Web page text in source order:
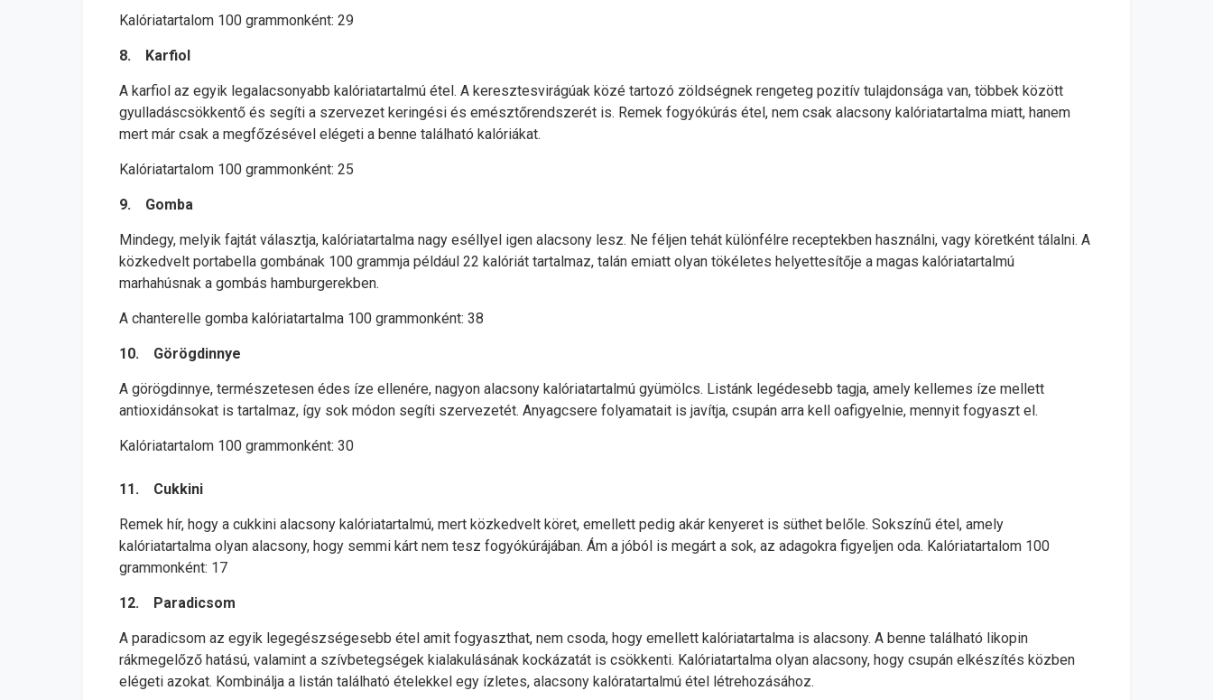
Kalóriatartalom 100 grammonként: 29
8. Karfiol
A karfiol az egyik legalacsonyabb kalóriatartalmú étel. A keresztesvirágúak közé tartozó zöldségnek rengeteg pozitív tulajdonsága van, többek között
gyulladáscsökkentő és segíti a szervezet keringési és emésztőrendszerét is. Remek fogyókúrás étel, nem csak alacsony kalóriatartalma miatt, hanem
mert már csak a megfőzésével elégeti a benne található kalóriákat.
Kalóriatartalom 100 grammonként: 25
9. Gomba
Mindegy, melyik fajtát választja, kalóriatartalma nagy eséllyel igen alacsony lesz. Ne féljen tehát különfélre receptekben használni, vagy köretként tálalni. A
közkedvelt portabella gombának 100 grammja például 22 kalóriát tartalmaz, talán emiatt olyan tökéletes helyettesítője a magas kalóriatartalmú
marhahúsnak a gombás hamburgerekben.
A chanterelle gomba kalóriatartalma 100 grammonként: 38
10. Görögdinnye
A görögdinnye, természetesen édes íze ellenére, nagyon alacsony kalóriatartalmú gyümölcs. Listánk legédesebb tagja, amely kellemes íze mellett
antioxidánsokat is tartalmaz, így sok módon segíti szervezetét. Anyagcsere folyamatait is javítja, csupán arra kell oafigyelnie, mennyit fogyaszt el.
Kalóriatartalom 100 grammonként: 30
11. Cukkini
Remek hír, hogy a cukkini alacsony kalóriatartalmú, mert közkedvelt köret, emellett pedig akár kenyeret is süthet belőle. Sokszínű étel, amely
kalóriatartalma olyan alacsony, hogy semmi kárt nem tesz fogyókúrájában. Ám a jóból is megárt a sok, az adagokra figyeljen oda. Kalóriatartalom 100
grammonként: 17
12. Paradicsom
A paradicsom az egyik legegészségesebb étel amit fogyaszthat, nem csoda, hogy emellett kalóriatartalma is alacsony. A benne található likopin
rákmegelőző hatású, valamint a szívbetegségek kialakulásának kockázatát is csökkenti. Kalóriatartalma olyan alacsony, hogy csupán elkészítés közben
elégeti azokat. Kombinálja a listán található ételekkel egy ízletes, alacsony kalóratartalmú étel létrehozásához.